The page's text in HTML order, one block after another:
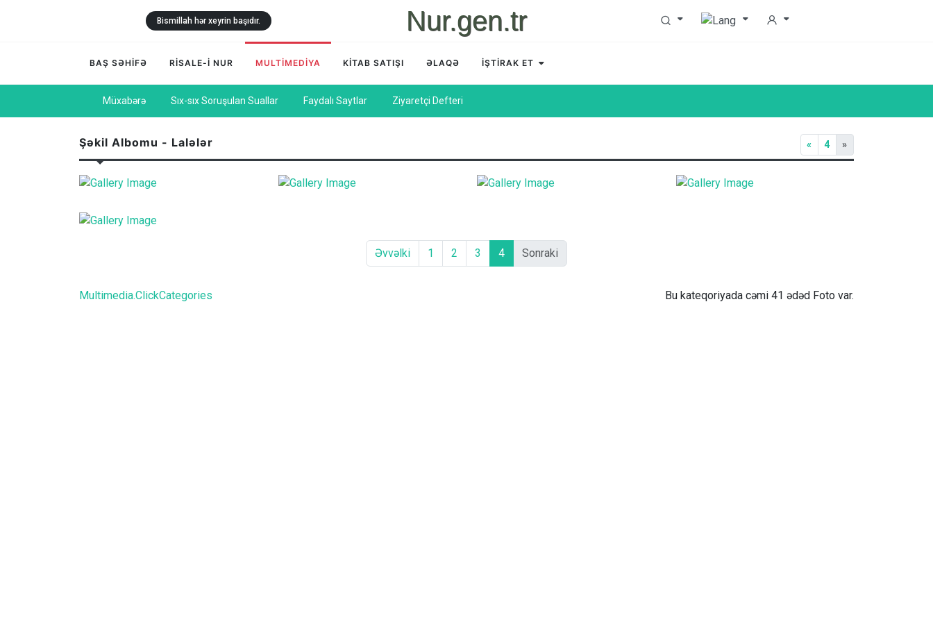
Nur.gen.tr
Bismillah hər xeyrin başıdır.
BAŞ SƏHİFƏ RİSALE-İ NUR MULTİMEDİYA KİTAB SATIŞI ƏLAQƏ İŞTİRAK ET
Müxabərə Sıx-sıx Soruşulan Suallar Faydalı Saytlar Ziyaretçi Defteri
Şəkil Albomu - Lalələr « 4 »
Əvvəlki 1 2 3 4 Sonraki
Multimedia.ClickCategories Bu kateqoriyada cəmi 41 ədəd Foto var.